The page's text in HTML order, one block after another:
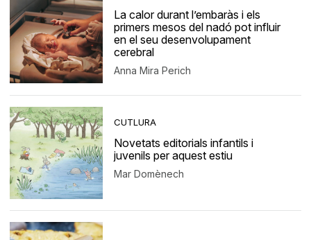
La calor durant l’embaràs i els
primers mesos del nadó pot influir
en el seu desenvolupament
cerebral
Anna Mira Perich
CUTLURA
Novetats editorials infantils i
juvenils per aquest estiu
Mar Domènech